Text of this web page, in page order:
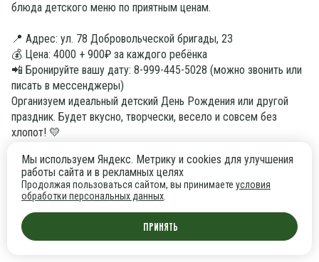
блюда детского меню по приятным ценам.
📍 Адрес: ул. 78 Добровольческой бригады, 23
💰 Цена: 4000 + 900₽ за каждого ребёнка
📲 Бронируйте вашу дату: 8-999-445-5028 (можно звонить или
писать в мессенджеры)
Организуем идеальный детский День Рождения или другой
праздник. Будет вкусно, творчески, весело и совсем без
хлопот! 💛
Мы используем Яндекс. Метрику и cookies для улучшения
работы сайта и в рекламных целях
Продолжая пользоваться сайтом, вы принимаете условия
обработки персональных данных
Принять